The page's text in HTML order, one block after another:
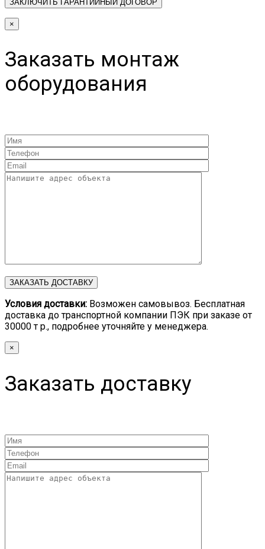
×
Заказать монтаж
оборудования
Условия доставки: Возможен самовывоз. Бесплатная
доставка до транспортной компании ПЭК при заказе от
30000 т р., подробнее уточняйте у менеджера.
×
Заказать доставку